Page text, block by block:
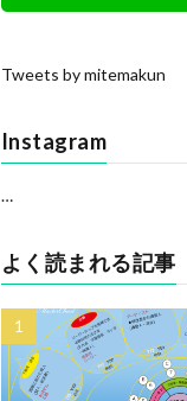
Tweets by mitemakun
Instagram
…
よく読まれる記事